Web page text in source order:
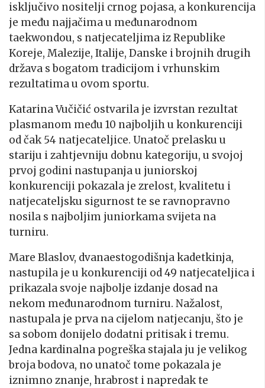
isključivo nositelji crnog pojasa, a konkurencija
je među najjačima u međunarodnom
taekwondou, s natjecateljima iz Republike
Koreje, Malezije, Italije, Danske i brojnih drugih
država s bogatom tradicijom i vrhunskim
rezultatima u ovom sportu.
Katarina Vučičić ostvarila je izvrstan rezultat
plasmanom među 10 najboljih u konkurenciji
od čak 54 natjecateljice. Unatoč prelasku u
stariju i zahtjevniju dobnu kategoriju, u svojoj
prvoj godini nastupanja u juniorskoj
konkurenciji pokazala je zrelost, kvalitetu i
natjecateljsku sigurnost te se ravnopravno
nosila s najboljim juniorkama svijeta na
turniru.
Mare Blaslov, dvanaestogodišnja kadetkinja,
nastupila je u konkurenciji od 49 natjecateljica i
prikazala svoje najbolje izdanje dosad na
nekom međunarodnom turniru. Nažalost,
nastupala je prva na cijelom natjecanju, što je
sa sobom donijelo dodatni pritisak i tremu.
Jedna kardinalna pogreška stajala ju je velikog
broja bodova, no unatoč tome pokazala je
iznimno znanje, hrabrost i napredak te